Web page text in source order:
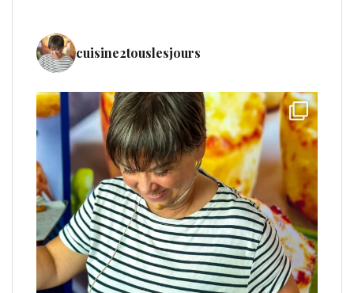
cuisine2touslesjours